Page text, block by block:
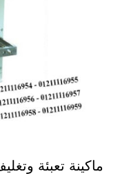
ماكينة تعبئة